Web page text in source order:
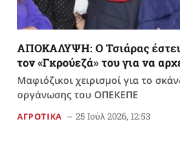
ΑΠΟΚΑΛΥΨΗ: Ο Τσιάρας
τον «Γκρούεζά» του για να
Μαφιόζικοι χειρισμοί για το
οργάνωσης του ΟΠΕΚΕΠΕ
ΑΓΡΟΤΙΚΑ 25 Ιούλ 2026, 12:53